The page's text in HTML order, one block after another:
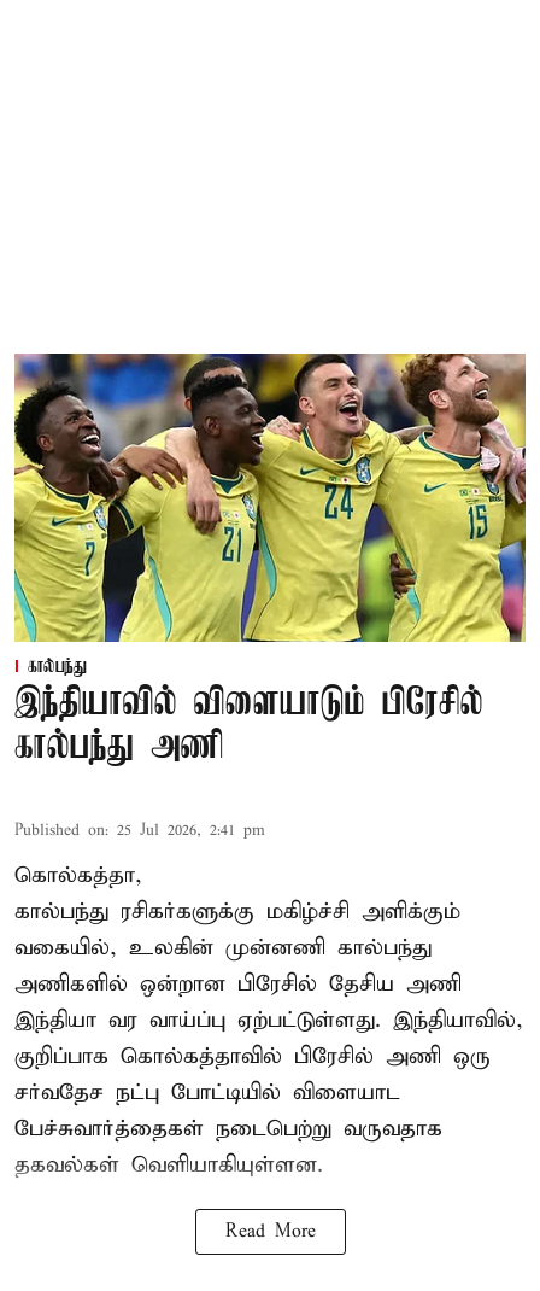
கால்பந்து
இந்தியாவில் விளையாடும் பிரேசில்
கால்பந்து அணி
Published on: 25 Jul 2026, 2:41 pm
கொல்கத்தா,
கால்பந்து ரசிகர்களுக்கு மகிழ்ச்சி அளிக்கும்
வகையில், உலகின் முன்னணி கால்பந்து
அணிகளில் ஒன்றான பிரேசில் தேசிய அணி
இந்தியா வர வாய்ப்பு ஏற்பட்டுள்ளது. இந்தியாவில்,
குறிப்பாக கொல்கத்தாவில் பிரேசில் அணி ஒரு
சர்வதேச நட்பு போட்டியில் விளையாட
பேச்சுவார்த்தைகள் நடைபெற்று வருவதாக
தகவல்கள் வெளியாகியுள்ளன.
Read More